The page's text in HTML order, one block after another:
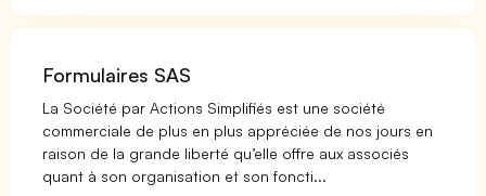
Formulaires SAS
La Société par Actions Simplifiés est une société
commerciale de plus en plus appréciée de nos jours en
raison de la grande liberté qu’elle offre aux associés
quant à son organisation et son foncti...